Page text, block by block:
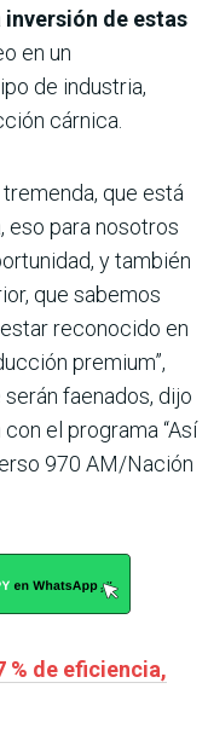
inversión de estas
en un
de industria,
cárnica.
que está
eso para nosotros
y también
que sabemos
reconocido en
premium”,
faenados, dijo
el programa “Así
970 AM/Nación
% de eficiencia,